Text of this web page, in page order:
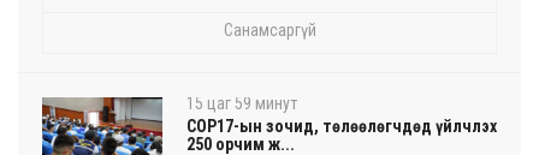
Санамсаргүй
15 цаг 59 минут
COP17-ын зочид, төлөөлөгчдөд үйлчлэх
250 орчим ж...